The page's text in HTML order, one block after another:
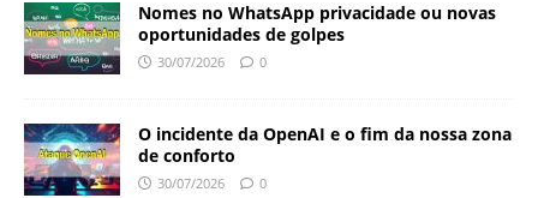
Nomes no WhatsApp privacidade ou novas
oportunidades de golpes
30/07/2026 0
O incidente da OpenAI e o fim da nossa zona
de conforto
30/07/2026 0